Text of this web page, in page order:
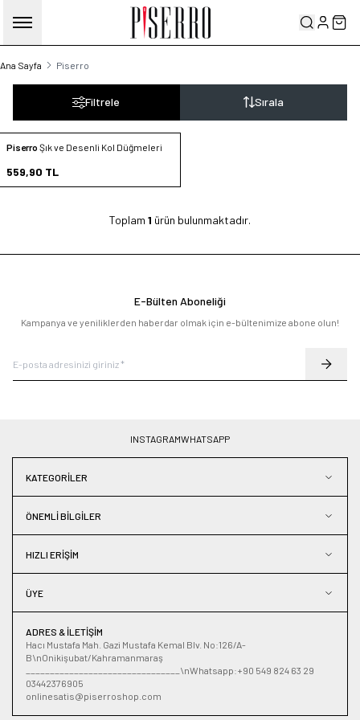
Hesabım
Ana Sayfa Piserro
Filtrele Sırala
Favorilere Ekle
Sepete Ekle
Piserro Şık ve Desenli Kol Düğmeleri
559,90 TL
Toplam 1 ürün bulunmaktadır.
E-Bülten Aboneliği
Kampanya ve yeniliklerden haberdar olmak için e-bültenimize abone olun!
INSTAGRAMWHATSAPP
KATEGORILER
ÖNEMLI BILGILER
HIZLI ERIŞIM
ÜYE
ADRES & İLETIŞIM
Hacı Mustafa Mah. Gazi Mustafa Kemal Blv. No:126/A-
B\nOnikişubat/Kahramanmaraş
________________________________\nWhatsapp:+90 549 824 63 29
03442376905
onlinesatis@piserroshop.com